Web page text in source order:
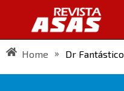
Home » Dr Fantástico